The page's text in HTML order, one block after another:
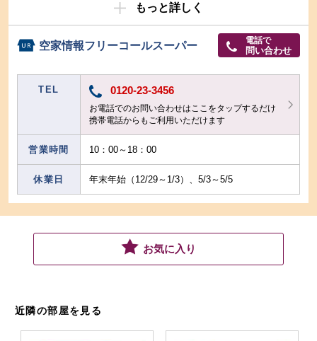
もっと詳しく
空家情報フリーコールスーパー 電話で
問い合わせ
TEL 0120-23-3456
お電話でのお問い合わせはここをタップするだけ
携帯電話からもご利用いただけます
営業時間 10：00～18：00
休業日 年末年始（12/29～1/3）、5/3～5/5
お気に入り
近隣の部屋を見る